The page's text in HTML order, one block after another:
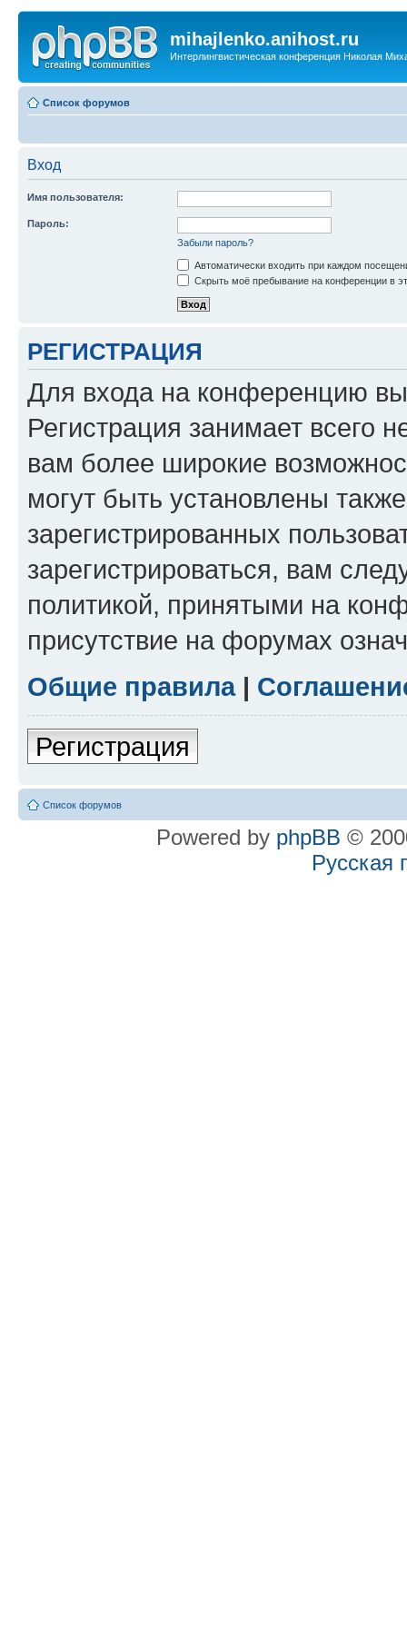
mihajlenko.anihost.ru
Интерлингвистическая конференция Николая
Список форумов
Вход
Имя пользователя:
Пароль:
Забыли пароль?
Автоматически входить при каждом
Скрыть моё пребывание на конференции в
РЕГИСТРАЦИЯ
Для входа на конференцию
Регистрация занимает всего
вам более широкие
могут быть установлены
зарегистрированных
зарегистрироваться, вам
политикой, принятыми на
присутствие на форумах
Общие правила|
Регистрация
Список форумов
Powered by phpBB ©
Русская